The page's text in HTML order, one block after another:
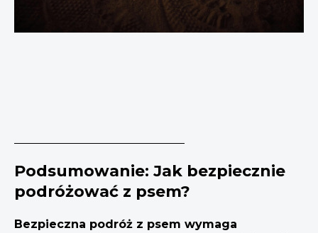
Podsumowanie: Jak bezpiecznie
podróżować z psem?
Bezpieczna podróż z psem wymaga